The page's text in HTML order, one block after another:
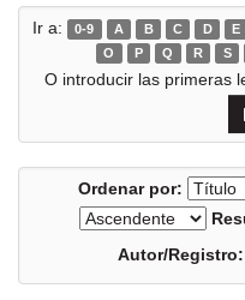
Ir a: 0-9 A B C D E
O
P Q R S
O introducir las primeras
Ordenar por:
Autor/Registro: